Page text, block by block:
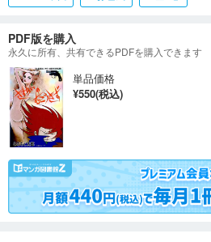
PDF版を購入
永久に所有、共有できるPDFを購入できます
単品価格
¥550(税込)